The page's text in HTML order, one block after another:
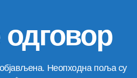
Неопходна поља су